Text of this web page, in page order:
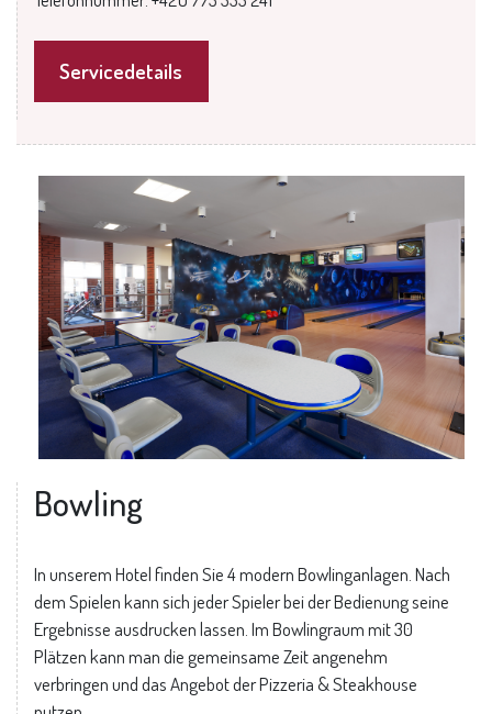
Servicedetails
Bowling
In unserem Hotel finden Sie 4 modern Bowlinganlagen. Nach
dem Spielen kann sich jeder Spieler bei der Bedienung seine
Ergebnisse ausdrucken lassen. Im Bowlingraum mit 30
Plätzen kann man die gemeinsame Zeit angenehm
verbringen und das Angebot der Pizzeria & Steakhouse